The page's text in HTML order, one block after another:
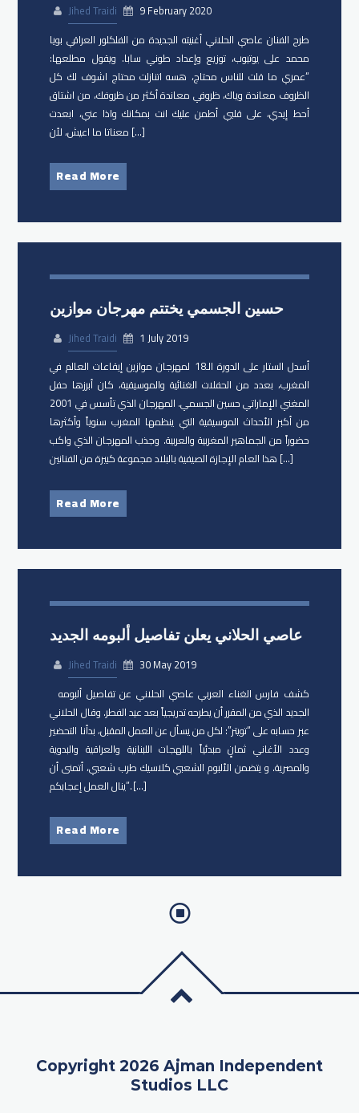
Jihed Traidi
9 February 2020
طرح الفنان ​عاصي الحلاني أغنيته الجديدة من الفلكلور العراقي ​بويا
محمد على يوتيوب، توزيع وإعداد طوني سابا. ويقول مطلعها:
“عمري ما قلت للناس محتاج، هسه اتنازلت محتاج اشوف لك كل
الظروف معاندة وياك، ظروفي معاندة أكثر من ظروفك، من اشتاق
أحط إيدي، على قلبي أطمن عليك انت بمكانك واذا عني، ابعدت
معناتا ما اعيش، لأن […]
Read More
حسين الجسمي يختتم مهرجان موازين
Jihed Traidi
1 July 2019
أسدل الستار على الدورة الـ18 لمهرجان موازين إيقاعات العالم في
المغرب، بعدد من الحفلات الغنائية والموسيقية، كان أبرزها حفل
المغني الإماراتي حسين الجسمي. المهرجان الذي تأسس في 2001
من أكبر الأحداث الموسيقية التي ينظمها المغرب سنوياً وأكثرها
حضوراً من الجماهير المغربية والعربية. وجذب المهرجان الذي واكب
هذا العام الإجازة الصيفية بالبلاد مجموعة كبيرة من الفنانين […]
Read More
عاصي الحلاني يعلن تفاصيل ألبومه الجديد
Jihed Traidi
30 May 2019
كشف فارس الغناء العربي عاصي الحلاني عن تفاصيل ألبومه
الجديد الذي من المقرر أن يطرحه تدريجياً بعد عيد الفطر. وقال الحلاني
عبر حسابه على “تويتر”: لكل من يسأل عن العمل المقبل، بدأنا التحضير
وعدد الأغاني ثمانٍ مبدئياً باللهجات اللبنانية والعراقية والبدوية
والمصرية. و يتضمن الألبوم الشعبي كلاسيك طرب شعبي، أتمنى أن
ينال العمل إعجابكم”. […]
Read More
Copyright 2026 Ajman Independent
Studios LLC